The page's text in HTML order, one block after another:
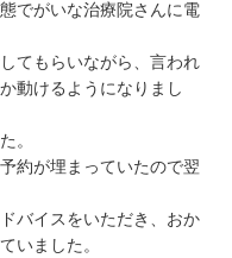
でがいな治療院さんに電
てもらいながら、言われ
動けるようになりまし
。
約が埋まっていたので翌
バイスをいただき、おか
いました。